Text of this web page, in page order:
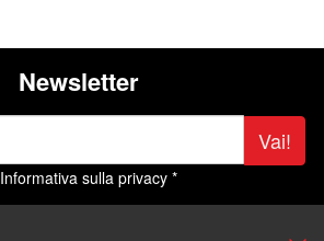
Newsletter
Vai!
Informativa sulla privacy *